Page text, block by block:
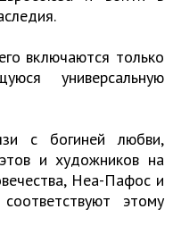
включаются только
универсальную
с богиней любви,
и художников на
Неа-Пафос и
этому